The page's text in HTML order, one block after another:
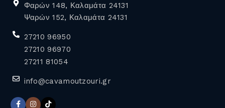
Φαρών 148, Καλαμάτα 24131
Ψαρών 152, Καλαμάτα 24131
27210 96950
27210 96970
27211 81054
info@cavamoutzouri.gr